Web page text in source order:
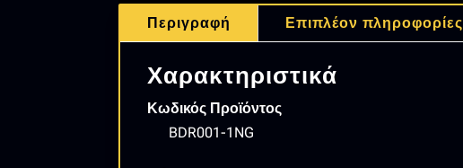
Περιγραφή Επιπλέον πληροφορίες
Χαρακτηριστικά
Κωδικός Προϊόντος
BDR001-1NG